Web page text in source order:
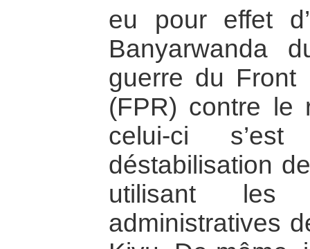
eu pour effet
Banyarwanda
guerre du Front
(FPR) contre le
celui-ci
déstabilisation
utilisant les
administratives